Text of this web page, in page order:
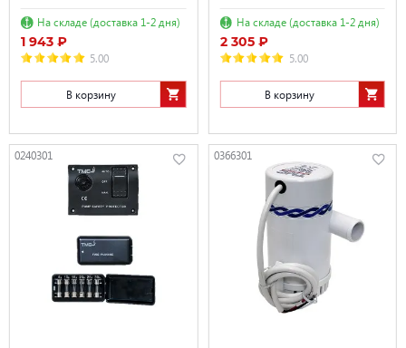
На складе (доставка 1-2 дня)
1 943 ₽
5.00
В корзину
На складе (доставка 1-2 дня)
2 305 ₽
5.00
В корзину
0240301 0366301